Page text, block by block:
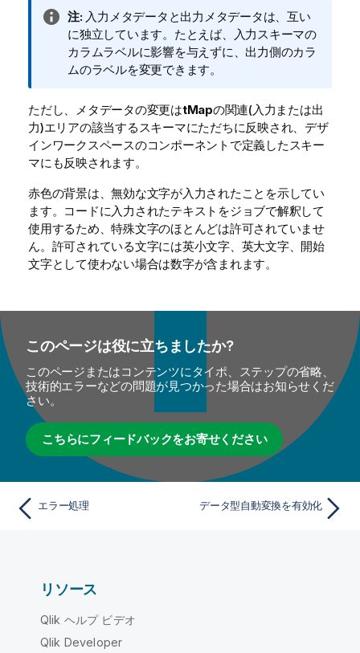
情
報
メ
モ
注:入力メタデータと出力メタデータは、互い
に独立しています。たとえば、入力スキーマの
カラムラベルに影響を与えずに、出力側のカラ
ムのラベルを変更できます。
ただし、メタデータの変更はtMapの関連(入力または出
力)エリアの該当するスキーマにただちに反映され、デザ
インワークスペースのコンポーネントで定義したスキー
マにも反映されます。
赤色の背景は、無効な文字が入力されたことを示してい
ます。コードに入力されたテキストをジョブで解釈して
使用するため、特殊文字のほとんどは許可されていませ
ん。許可されている文字には英小文字、英大文字、開始
文字として使わない場合は数字が含まれます。
このページは役に立ちましたか?
このページまたはコンテンツにタイポ、ステップの省略、
技術的エラーなどの問題が見つかった場合はお知らせくだ
さい。
こちらにフィードバックをお寄せください
エラー処理 データ型自動変換を有効化
リソース
Qlik ヘルプ ビデオ
Qlik Developer